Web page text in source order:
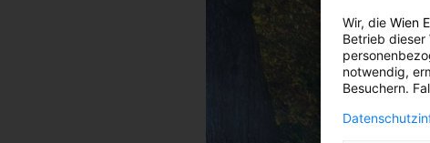
Wir, die Wien
Betrieb dieser
notwendig,
Besuchern.